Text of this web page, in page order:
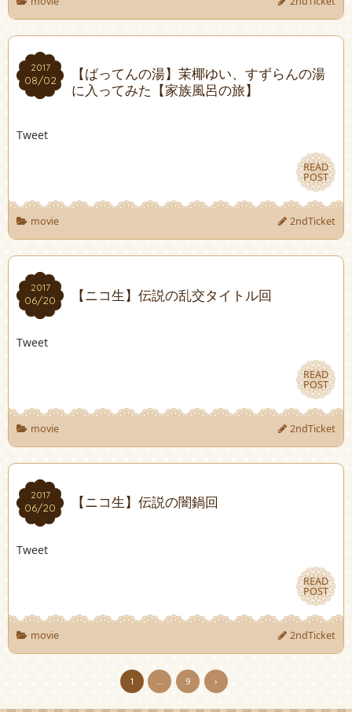
2017
08/02
2017
08/02
【ばってんの湯】茉椰ゆい、すずらんの湯
に入ってみた【家族風呂の旅】
Tweet
READ
POST
READ
POST
movie 2ndTicket
2017
06/20
2017
06/20 【ニコ生】伝説の乱交タイトル回
Tweet
READ
POST
READ
POST
movie 2ndTicket
2017
06/20
2017
06/20 【ニコ生】伝説の闇鍋回
Tweet
READ
POST
READ
POST
movie 2ndTicket
1 … 9 ›